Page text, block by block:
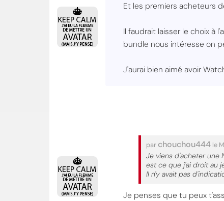
Et les premiers acheteurs
Il faudrait laisser le choix à
bundle nous intéresse on
J'aurai bien aimé avoir
par chouchou444 le
Je viens d'acheter une
est ce que j'ai droit au
Il n'y avait pas
Je penses que tu peux